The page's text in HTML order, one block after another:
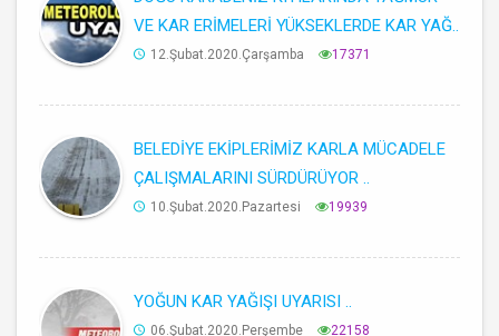
VE KAR ERİMELERİ YÜKSEKLERDE KAR YAĞ..
12.Şubat.2020.Çarşamba 17371
BELEDİYE EKİPLERİMİZ KARLA MÜCADELE
ÇALIŞMALARINI SÜRDÜRÜYOR ..
10.Şubat.2020.Pazartesi 19939
YOĞUN KAR YAĞIŞI UYARISI ..
06.Şubat.2020.Perşembe 22158